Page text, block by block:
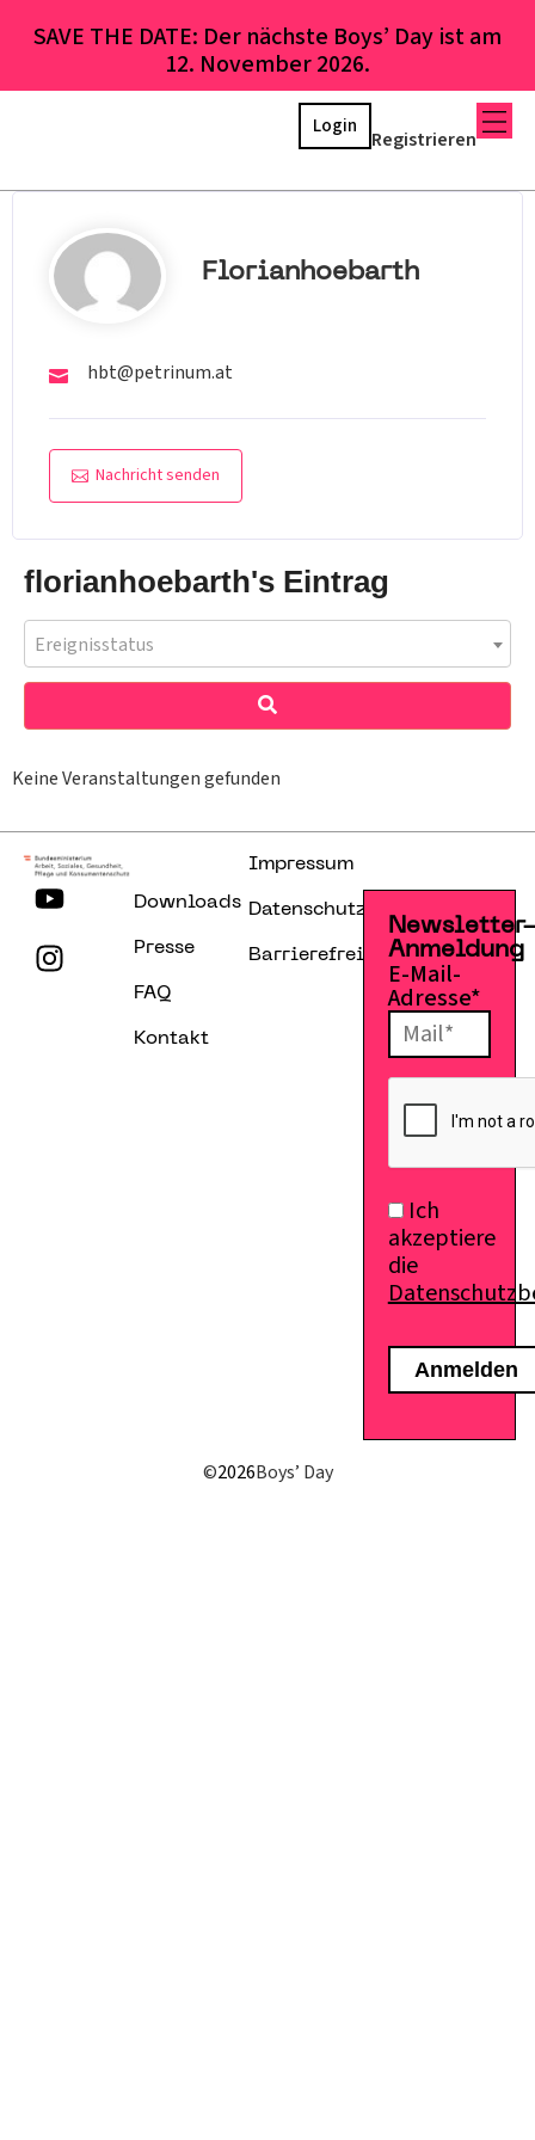
SAVE THE DATE: Der nächste Boys’ Day ist am
12. November 2026.
Registrieren
Login
Florianhoebarth
hbt@petrinum.at
Nachricht senden
florianhoebarth's Eintrag
Ereignisstatus
Keine Veranstaltungen gefunden
Downloads
Presse
FAQ
Kontakt
Impressum
Datenschutzerklärung
Barrierefreiheitserklärung
Anmeldung
E-Mail-
Adresse*
Ich
akzeptiere
die
©2026Boys’ Day